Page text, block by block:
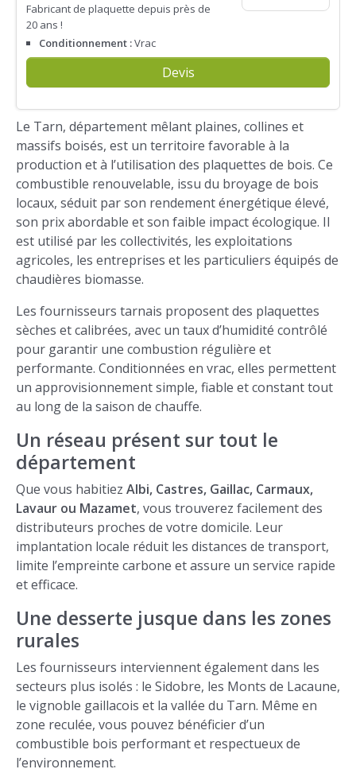
Fabricant de plaquette depuis près de
20 ans !
Conditionnement :Vrac
Devis
Le Tarn, département mêlant plaines, collines et
massifs boisés, est un territoire favorable à la
production et à l’utilisation des plaquettes de bois. Ce
combustible renouvelable, issu du broyage de bois
locaux, séduit par son rendement énergétique élevé,
son prix abordable et son faible impact écologique. Il
est utilisé par les collectivités, les exploitations
agricoles, les entreprises et les particuliers équipés de
chaudières biomasse.
Les fournisseurs tarnais proposent des plaquettes
sèches et calibrées, avec un taux d’humidité contrôlé
pour garantir une combustion régulière et
performante. Conditionnées en vrac, elles permettent
un approvisionnement simple, fiable et constant tout
au long de la saison de chauffe.
Un réseau présent sur tout le
département
Que vous habitiez Albi, Castres, Gaillac, Carmaux,
Lavaur ou Mazamet, vous trouverez facilement des
distributeurs proches de votre domicile. Leur
implantation locale réduit les distances de transport,
limite l’empreinte carbone et assure un service rapide
et efficace.
Une desserte jusque dans les zones
rurales
Les fournisseurs interviennent également dans les
secteurs plus isolés : le Sidobre, les Monts de Lacaune,
le vignoble gaillacois et la vallée du Tarn. Même en
zone reculée, vous pouvez bénéficier d’un
combustible bois performant et respectueux de
l’environnement.